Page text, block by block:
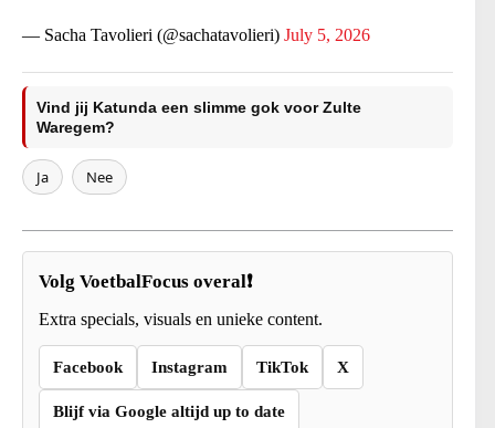
— Sacha Tavolieri (@sachatavolieri) July 5, 2026
Vind jij Katunda een slimme gok voor Zulte
Waregem?
Ja Nee
Volg VoetbalFocus overal❗
Extra specials, visuals en unieke content.
Facebook Instagram TikTok X
Blijf via Google altijd up to date